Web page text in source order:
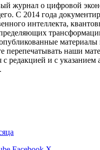
журнал о цифровой
С 2014 года
интеллекта,
материалы
наши
с редакцией и с указанием